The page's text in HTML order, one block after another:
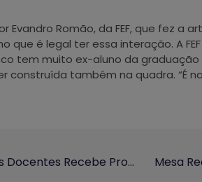
Evandro Romão, da FEF, que fez a
que é legal ter essa interação. A
tem muito ex-aluno da
construída também na quadra. “É
Edital De Incentivo A Novos Docentes Recebe Propostas Até Dia 30